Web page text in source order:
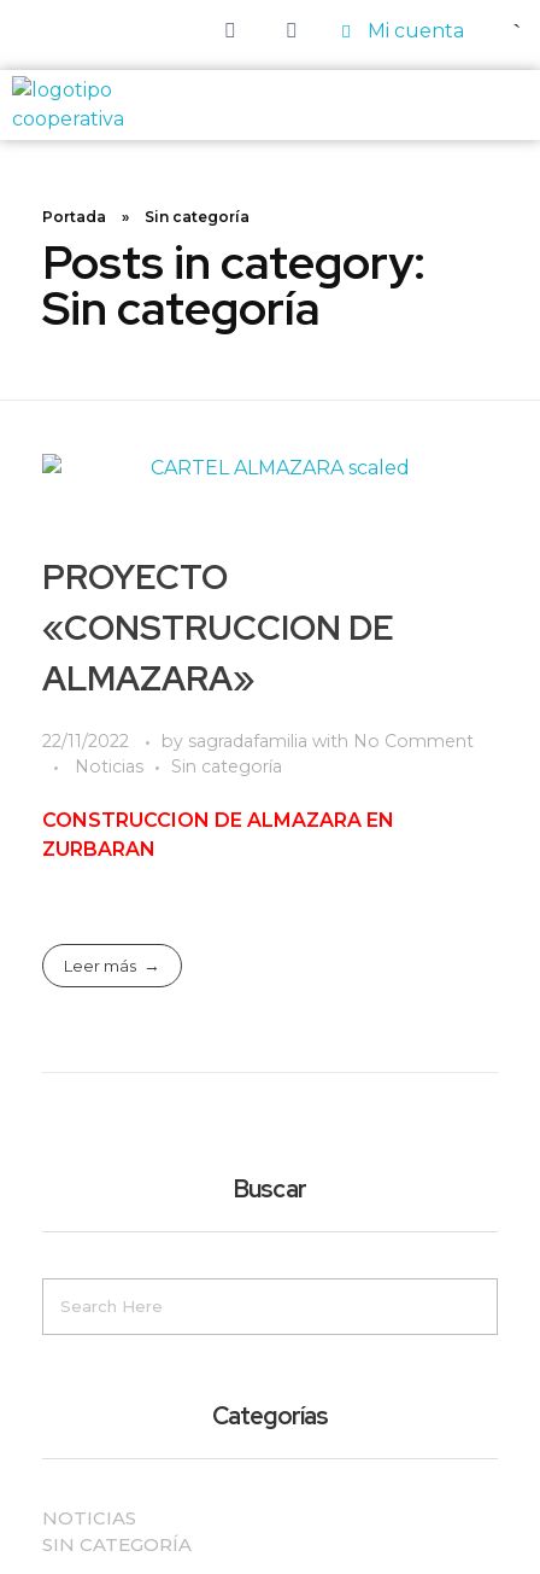
Mi cuenta
Cooperativa del campo La Sagrada Familia
Cooperativa fundada en 1965, en Zurbarán (Badajoz)
Portada » Sin categoría
Posts in category:
Sin categoría
PROYECTO
«CONSTRUCCION DE
ALMAZARA»
22/11/2022 by sagradafamilia with No Comment
Noticias
Sin categoría
CONSTRUCCION DE ALMAZARA EN
ZURBARAN
Leer más
Buscar
Categorías
NOTICIAS
SIN CATEGORÍA